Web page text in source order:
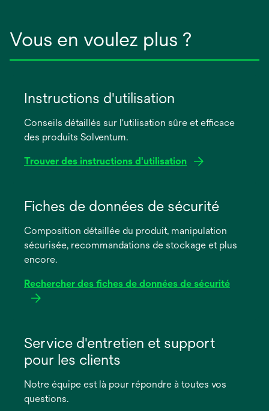
Vous en voulez plus ?
Instructions d'utilisation
Conseils détaillés sur l'utilisation sûre et efficace
des produits Solventum.
Trouver des instructions d'utilisation
dans
nouvel
onglet
Fiches de données de sécurité
Composition détaillée du produit, manipulation
sécurisée, recommandations de stockage et plus
encore.
Rechercher des fiches de données de sécurité
dans
nouvel
onglet
Service d'entretien et support
pour les clients
Notre équipe est là pour répondre à toutes vos
questions.